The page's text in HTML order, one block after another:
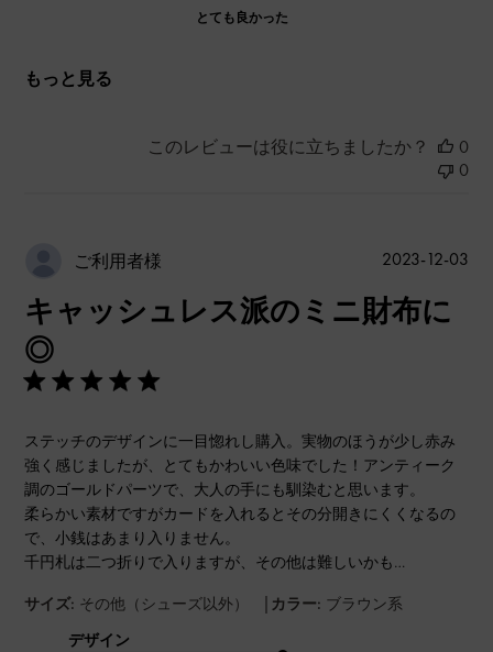
とても良かった
もっと見る
このレビューは役に立ちましたか？
0
0
ご利用者様
キャッシュレス派のミニ財布に
◎
ステッチのデザインに一目惚れし購入。実物のほうが少し赤み
強く感じましたが、とてもかわいい色味でした！アンティーク
調のゴールドパーツで、大人の手にも馴染むと思います。
柔らかい素材ですがカードを入れるとその分開きにくくなるの
で、小銭はあまり入りません。
千円札は二つ折りで入りますが、その他は難しいかも…
サイズ: その他（シューズ以外） | カラー: ブラウン系
デザイン
公
2023-12-03